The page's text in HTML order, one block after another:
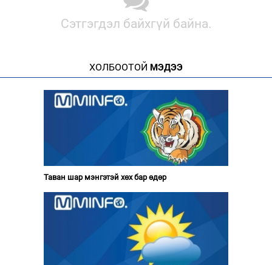
Сэтгэгдэл байхгүй байна.
ХОЛБООТОЙ МЭДЭЭ
Таван шар мэнгэтэй хөх бар өдөр